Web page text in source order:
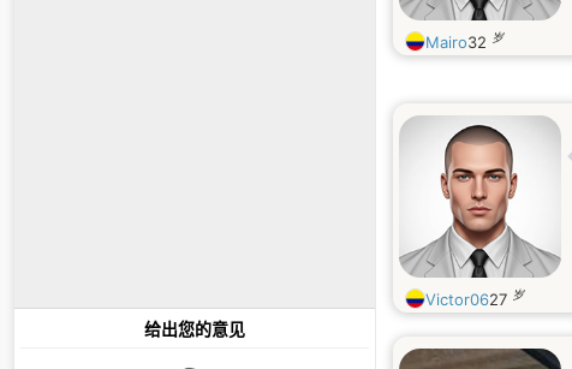
给出您的意见
Mairo32 岁
Victor0627 岁